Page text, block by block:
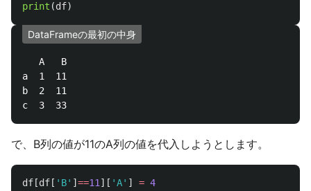
print (df)
DataFrameの最初の中身
   A   B
a  1  11
b  2  11
で、B列の値が11のA列の値を代入しようとします。
df [df [ ' B' ] ==11 ][ 'A' ] = 4